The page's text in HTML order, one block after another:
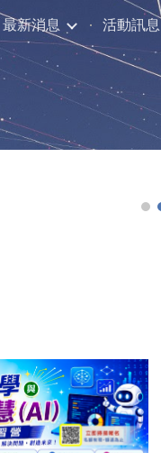
content
最新消息 活動訊息